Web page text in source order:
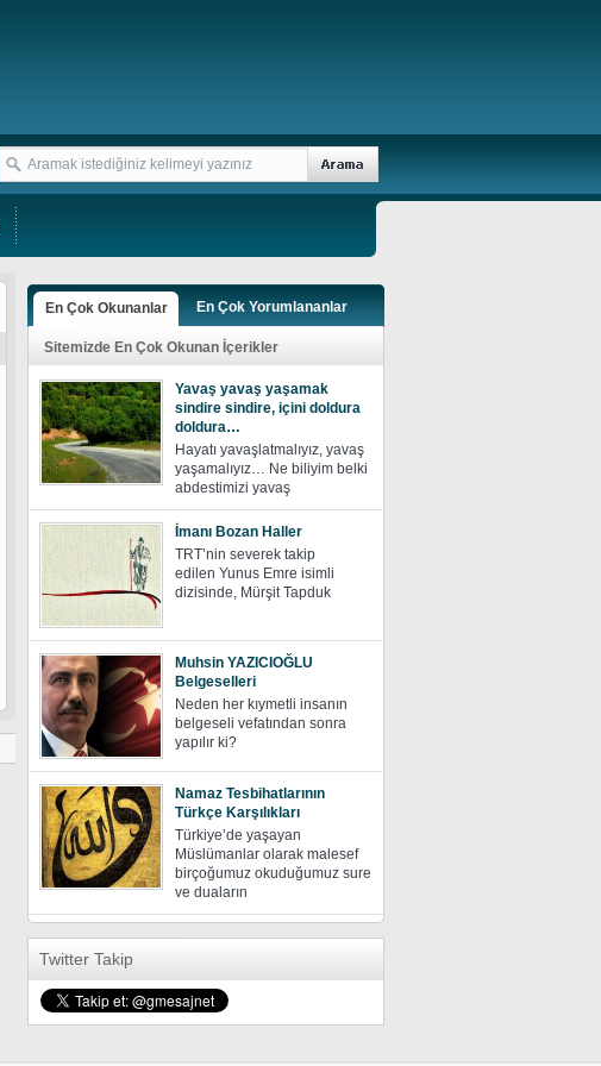
En Çok Okunanlar En Çok Yorumlananlar
Sitemizde En Çok Okunan İçerikler
Yavaş yavaş yaşamak
sindire sindire, içini doldura
doldura…
Hayatı yavaşlatmalıyız, yavaş
yaşamalıyız… Ne biliyim belki
abdestimizi yavaş
İmanı Bozan Haller
TRT’nin severek takip
edilen Yunus Emre isimli
dizisinde, Mürşit Tapduk
Muhsin YAZICIOĞLU
Belgeselleri
Neden her kıymetli insanın
belgeseli vefatından sonra
yapılır ki?
Namaz Tesbihatlarının
Türkçe Karşılıkları
Türkiye’de yaşayan
Müslümanlar olarak malesef
birçoğumuz okuduğumuz sure
ve duaların
Twitter Takip